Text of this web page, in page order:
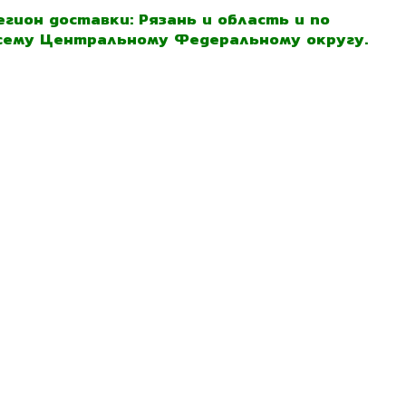
доставки: Рязань и область и по
Центральному Федеральному округу.